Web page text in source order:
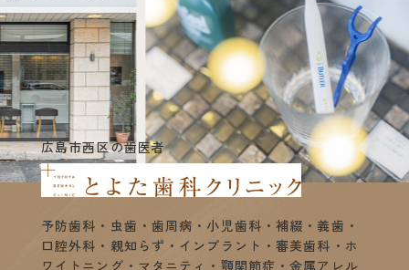
広島市西区の歯医者
予防歯科・虫歯・歯周病・小児歯科・補綴・義歯・
口腔外科・親知らず・インプラント・審美歯科・ホ
ワイトニング・マタニティ・顎関節症・金属アレル